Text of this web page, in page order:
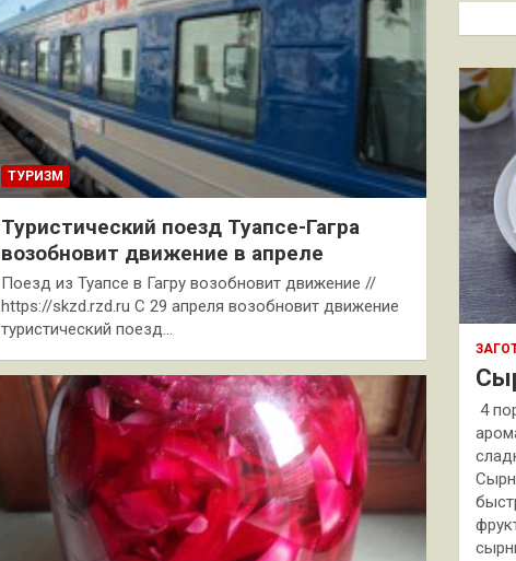
ТУРИЗМ
Туристический поезд Туапсе-Гагра
возобновит движение в апреле
Поезд из Туапсе в Гагру возобновит движение //
https://skzd.rzd.ru С 29 апреля возобновит движение
туристический поезд…
к
4